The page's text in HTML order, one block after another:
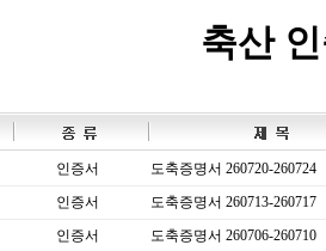
축산
인증서
도축증명서 260720-260724
인증서
도축증명서 260713-260717
인증서
도축증명서 260706-260710